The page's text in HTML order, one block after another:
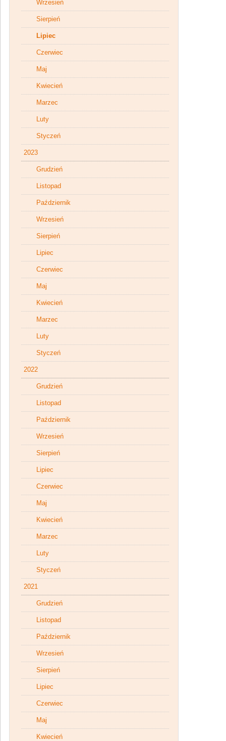
Wrzesień
Sierpień
Lipiec
Czerwiec
Maj
Kwiecień
Marzec
Luty
Styczeń
2023
Grudzień
Listopad
Październik
Wrzesień
Sierpień
Lipiec
Czerwiec
Maj
Kwiecień
Marzec
Luty
Styczeń
2022
Grudzień
Listopad
Październik
Wrzesień
Sierpień
Lipiec
Czerwiec
Maj
Kwiecień
Marzec
Luty
Styczeń
2021
Grudzień
Listopad
Październik
Wrzesień
Sierpień
Lipiec
Czerwiec
Maj
Kwiecień